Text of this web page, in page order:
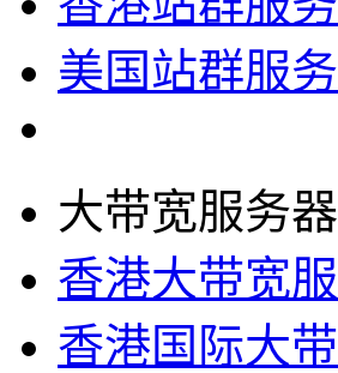
美国站群服
大带宽服务器
香港大带宽
香港国际大